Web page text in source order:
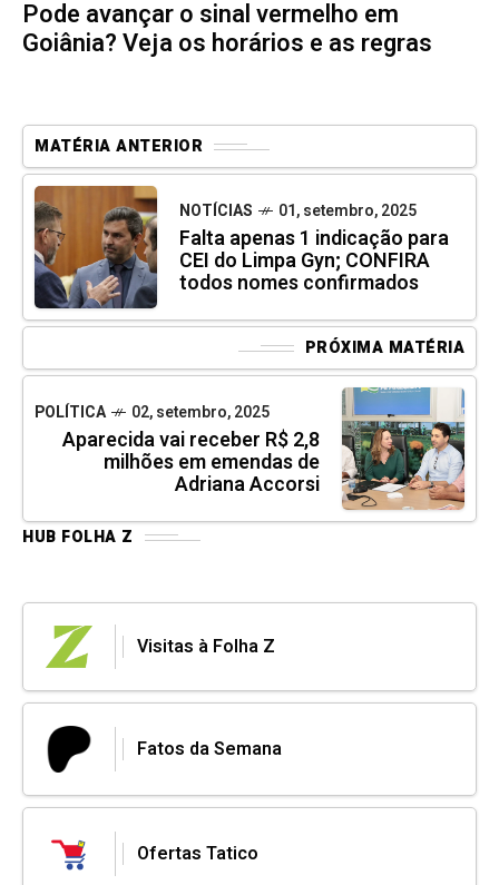
Pode avançar o sinal vermelho em
Goiânia? Veja os horários e as regras
MATÉRIA ANTERIOR
NOTÍCIAS 01, setembro, 2025
Falta apenas 1 indicação para
CEI do Limpa Gyn; CONFIRA
todos nomes confirmados
PRÓXIMA MATÉRIA
POLÍTICA 02, setembro, 2025
Aparecida vai receber R$ 2,8
milhões em emendas de
Adriana Accorsi
HUB FOLHA Z
Visitas à Folha Z
Fatos da Semana
Ofertas Tatico